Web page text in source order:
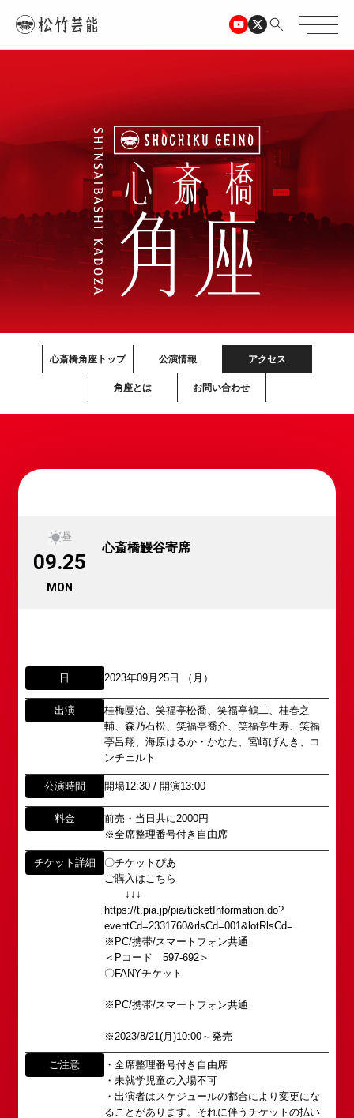
心斎橋角座トップ 公演情報 アクセス
角座とは お問い合わせ
昼
09.25
MON
心斎橋鰻谷寄席
日 2023年09月25日 （月）
出演
桂梅團治、笑福亭松喬、笑福亭鶴二、桂春之
輔、森乃石松、笑福亭喬介、笑福亭生寿、笑福
亭呂翔、海原はるか・かなた、宮崎げんき、コ
ンチェルト
公演時間 開場12:30 / 開演13:00
料金
前売・当日共に2000円
※全席整理番号付き自由席
チケット詳細
〇チケットぴあ
ご購入はこちら
↓↓↓
https://t.pia.jp/pia/ticketInformation.do?
eventCd=2331760&rlsCd=001&lotRlsCd=
※PC/携帯/スマートフォン共通
＜Pコード 597-692＞
〇FANYチケット
※PC/携帯/スマートフォン共通
※2023/8/21(月)10:00～発売
ご注意
・全席整理番号付き自由席
・未就学児童の入場不可
・出演者はスケジュールの都合により変更にな
ることがあります。それに伴うチケットの払い
DAIHATSU
公演情報
アクセス
「角座」の名称は、「角の芝居」と呼ばれた江戸時
代に遡ります。
「角座」はかつて、浪花座、中座、朝日座、弁天座
「五つ櫓」若しくは「道頓堀五座」と呼ばれ、
1960年～70年代には、上方演芸の殿堂として栄え
その後、「角座」の名称は、松竹(株)の直営映画館
弊社直営の劇場「B1角座」(大阪市中央区)に引き継
がれていましたが、
2008年の角座ビル(大阪市中央区)の閉館と共に、
所属オーディションに関するお問い合わせ
以下のアドレスからお問い合わせ願います。
大阪本社 タレント開発室：o-
school@shochikugeino.jp
東京支社 タレント開発室： t-
school@shochikugeino.jp
イベント出演依頼のお問い合わせ
イベント出演依頼メール送信フォーム
https://www.shochikugeino.co.jp/event/form/
タレントへのファンメール